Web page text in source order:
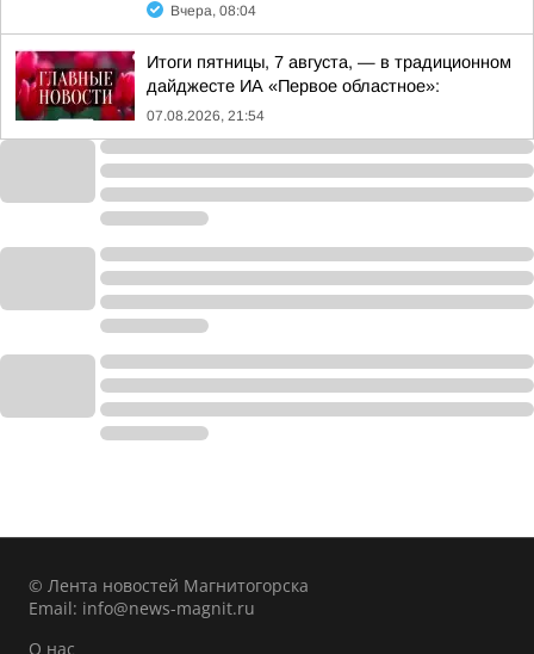
Вчера, 08:04
Итоги пятницы, 7 августа, — в традиционном
дайджесте ИА «Первое областное»:
07.08.2026, 21:54
© Лента новостей Магнитогорска
Email: info@news-magnit.ru
О нас